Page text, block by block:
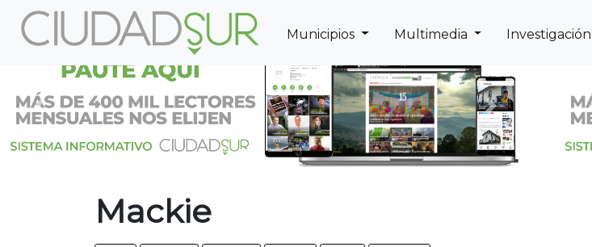
Municipios Multimedia Investigación
Previous Next
Mackie